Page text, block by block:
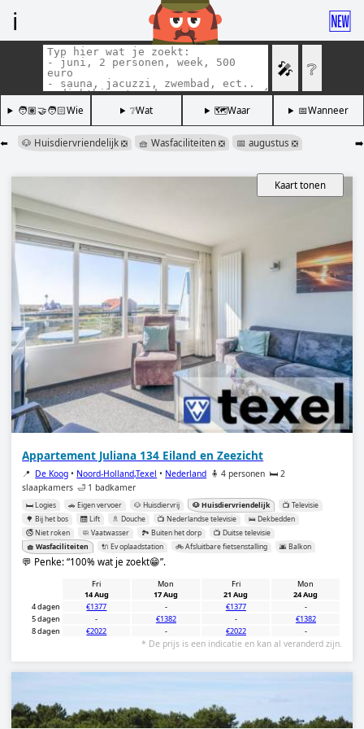
ℹ️ 🆕
🎤 ❔
🧑🏽‍🤝‍🧑🏻Wie ❔Wat 🗺️Waar 📅Wanneer
⬅️ ➡️
🐶 Huisdiervriendelijk ❎ 🧺 Wasfaciliteiten ❎ 📅 augustus ❎
Kaart tonen
Appartement Juliana 134 Eiland en Zeezicht
📍 De Koog • Noord-Holland,Texel • Nederland 🧍 4 personen 🛏️ 2
slaapkamers 🛁 1 badkamer
🛏️ Logies 🚗 Eigen vervoer 🐶 Huisdiervrij 🐶 Huisdiervriendelijk
📺 Televisie
🌳 Bij het bos
🛗 Lift 🚿 Douche 📺 Nederlandse televisie
🛌 Dekbedden
🚭 Niet roken
🧼 Vaatwasser 🏞️ Buiten het dorp
📺 Duitse televisie
🧺 Wasfaciliteiten
🔌 Ev oplaadstation 🚲 Afsluitbare fietsenstalling 🌆 Balkon
💬 Penke: 100% wat je zoekt😁 .
Fri
14 Aug
Mon
17 Aug
Fri
21 Aug
Mon
24 Aug
4 dagen
€1377 - €1377
-
5 dagen
- €1382 -
€1382
8 dagen
€2022 - €2022 -
* De prijs is een indicatie en kan al veranderd zijn.